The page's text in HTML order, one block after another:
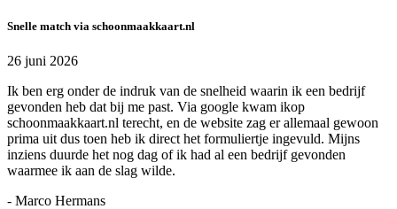
Snelle match via schoonmaakkaart.nl
26 juni 2026
Ik ben erg onder de indruk van de snelheid waarin ik een bedrijf
gevonden heb dat bij me past. Via google kwam ikop
schoonmaakkaart.nl terecht, en de website zag er allemaal gewoon
prima uit dus toen heb ik direct het formuliertje ingevuld. Mijns
inziens duurde het nog dag of ik had al een bedrijf gevonden
waarmee ik aan de slag wilde.
- Marco Hermans